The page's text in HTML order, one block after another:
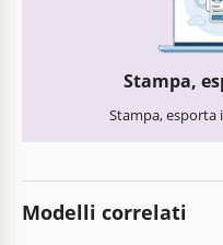
Stampa,
Stampa, esporta
Modelli correlati